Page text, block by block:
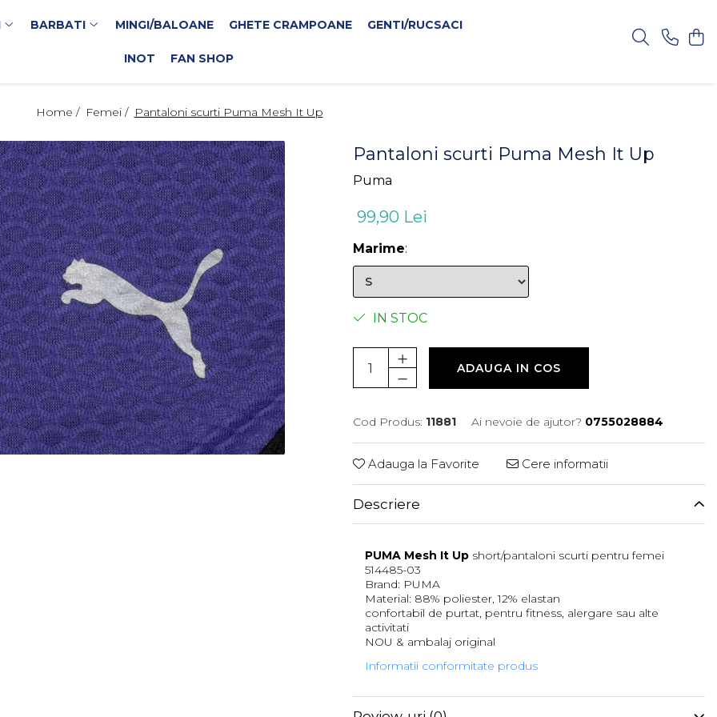
BARBATI MINGI/BALOANE GHETE CRAMPOANE GENTI/RUCSACI
INOT FAN SHOP
Home / Femei / Pantaloni scurti Puma Mesh It Up
Pantaloni scurti Puma Mesh It Up
Puma
99,90 Lei
Marime:
IN STOC
ADAUGA IN COS
Cod Produs: 11881 Ai nevoie de ajutor? 0755028884
Adauga la Favorite Cere informatii
Descriere
PUMA Mesh It Upshort/pantaloni scurti pentru femei
514485-03
Brand: PUMA
Material: 88% poliester, 12% elastan
confortabil de purtat, pentru fitness, alergare sau alte
activitati
NOU & ambalaj original
Informatii conformitate produs